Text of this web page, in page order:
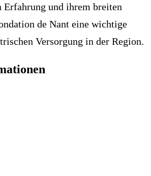
und ihrem breiten
de Nant eine wichtige
Versorgung in der Region.